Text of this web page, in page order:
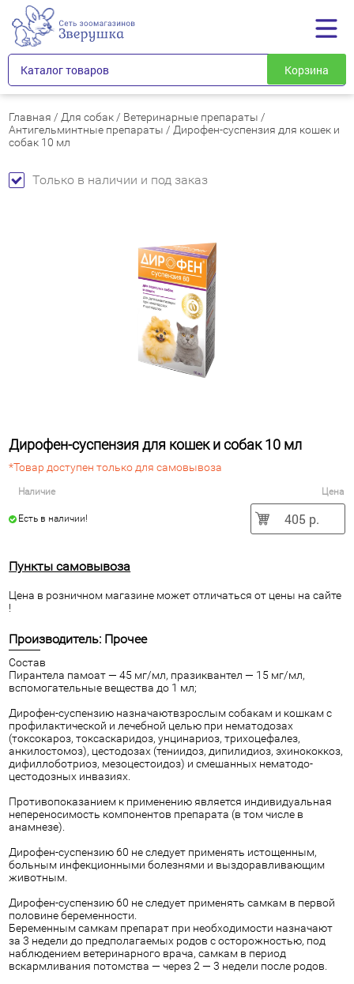
Каталог товаров Корзина
Главная / Для собак / Ветеринарные препараты /
Антигельминтные препараты / Дирофен-суспензия для кошек и
собак 10 мл
Только в наличии и под заказ
Дирофен-суспензия для кошек и собак 10 мл
*Товар доступен только для самовывоза
Наличие Цена
Есть в наличии! 405 р.
Пункты самовывоза
Цена в розничном магазине может отличаться от цены на сайте
!
Производитель: Прочее
Состав
Пирантела памоат — 45 мг/мл, празиквантел — 15 мг/мл,
вспомогательные вещества до 1 мл;
Дирофен-суспензию назначаютвзрослым собакам и кошкам с
профилактической и лечебной целью при нематодозах
(токсокароз, токсаскаридоз, унцинариоз, трихоцефалез,
анкилостомоз), цестодозах (тениидоз, дипилидиоз, эхинококкоз,
дифиллоботриоз, мезоцестоидоз) и смешанных нематодо-
цестодозных инвазиях.
Противопоказанием к применению является индивидуальная
непереносимость компонентов препарата (в том числе в
анамнезе).
Дирофен-суспензию 60 не следует применять истощенным,
больным инфекционными болезнями и выздоравливающим
животным.
Дирофен-суспензию 60 не следует применять самкам в первой
половине беременности.
Беременным самкам препарат при необходимости назначают
за 3 недели до предполагаемых родов с осторожностью, под
наблюдением ветеринарного врача, самкам в период
вскармливания потомства — через 2 — 3 недели после родов.